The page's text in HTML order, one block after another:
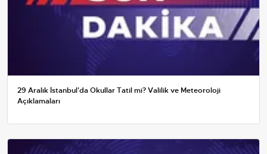
29 Aralık İstanbul'da Okullar Tatil mi? Valilik ve Meteoroloji
Açıklamaları